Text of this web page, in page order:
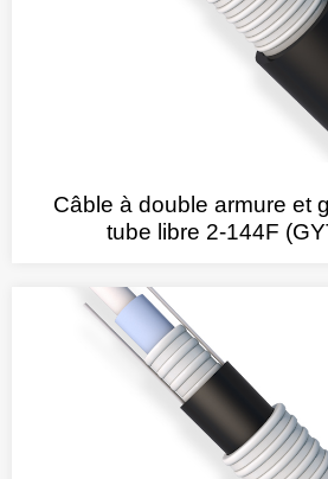
Câble à double armure et
tube libre 2-144F